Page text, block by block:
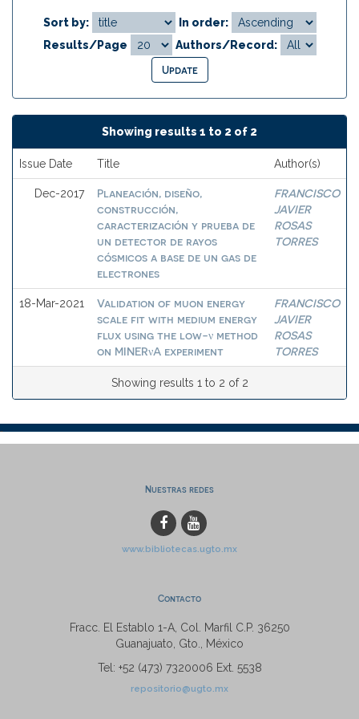
Sort by:
In order:
Results/Page
Authors/Record:
Showing results 1 to 2 of 2
Issue Date Title Author(s)
Dec-2017
Planeación, diseño,
construcción,
caracterización y prueba de
un detector de rayos
cósmicos a base de un gas de
electrones
FRANCISCO
JAVIER
ROSAS
TORRES
18-Mar-2021
Validation of muon energy
scale fit with medium energy
flux using the low-ν method
on MINERνA experiment
FRANCISCO
JAVIER
ROSAS
TORRES
Showing results 1 to 2 of 2
Nuestras redes
www.bibliotecas.ugto.mx
Contacto
Fracc. El Establo 1-A, Col. Marfil C.P. 36250
Guanajuato, Gto., México
Tel: +52 (473) 7320006 Ext. 5538
repositorio@ugto.mx